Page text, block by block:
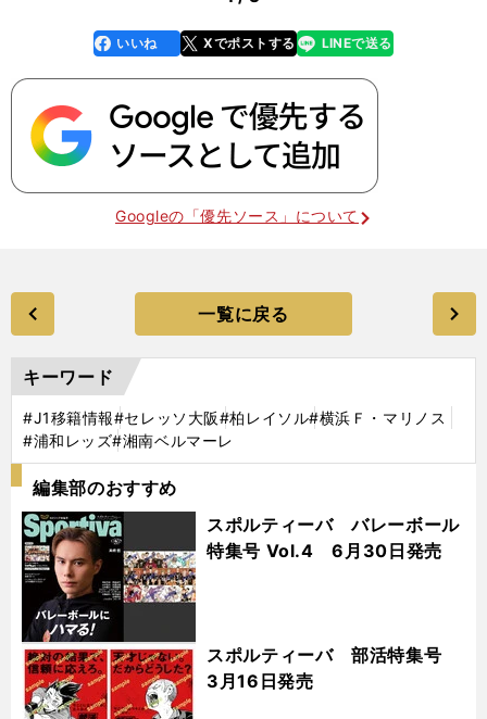
faceboo
k
いいね Xでポストする
line LINEで送る
Googleの「優先ソース」について
一覧に戻る
キーワード
#J1移籍情報#セレッソ大阪#柏レイソル#横浜Ｆ・マリノス
#浦和レッズ#湘南ベルマーレ
編集部のおすすめ
スポルティーバ バレーボール
特集号 Vol.4 6月30日発売
スポルティーバ 部活特集号
3月16日発売